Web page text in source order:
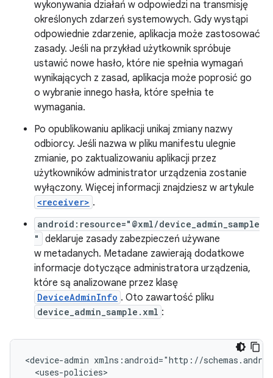
wykonywania działań w odpowiedzi na transmisję
określonych zdarzeń systemowych. Gdy wystąpi
odpowiednie zdarzenie, aplikacja może zastosować
zasady. Jeśli na przykład użytkownik spróbuje
ustawić nowe hasło, które nie spełnia wymagań
wynikających z zasad, aplikacja może poprosić go
o wybranie innego hasła, które spełnia te
wymagania.
Po opublikowaniu aplikacji unikaj zmiany nazwy
odbiorcy. Jeśli nazwa w pliku manifestu ulegnie
zmianie, po zaktualizowaniu aplikacji przez
użytkowników administrator urządzenia zostanie
wyłączony. Więcej informacji znajdziesz w artykule
<receiver> .
android:resource="@xml/device_admin_sample
"
deklaruje zasady zabezpieczeń używane
w metadanych. Metadane zawierają dodatkowe
informacje dotyczące administratora urządzenia,
które są analizowane przez klasę
DeviceAdminInfo . Oto zawartość pliku
device_admin_sample.xml :
<device-admin